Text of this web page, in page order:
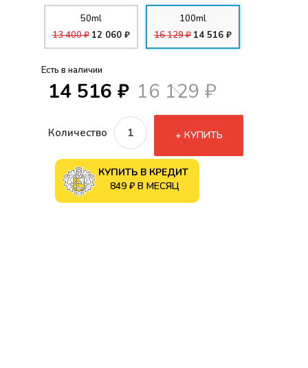
50ml
13 400 ₽ 12 060 ₽
100ml
16 129 ₽ 14 516 ₽
Есть в наличии
14 516 ₽ 16 129 ₽
Количество КУПИТЬ
КУПИТЬ В КРЕДИТ
849 ₽ В МЕСЯЦ